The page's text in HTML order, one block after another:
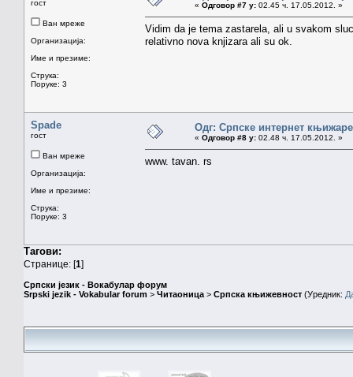
гост
Ван мреже
Организација:
Име и презиме:
Струка:
Поруке: 3
« Одговор #7 у: 02.45 ч. 17.05.2012. »
Vidim da je tema zastarela, ali u svakom
relativno nova knjizara ali su ok.
Spade
гост
Ван мреже
Организација:
Име и презиме:
Струка:
Поруке: 3
Одг: Српске интернет
« Одговор #8 у: 02.48 ч. 17.05.2012. »
www. tavan. rs
Тагови:
Странице: [1]
Српски језик - Вокабулар форум
Srpski jezik - Vokabular forum > Читаоница > Српска књижевност (Уредник: